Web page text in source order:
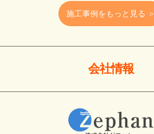
施工事例をもっと見る ＞
会社情報